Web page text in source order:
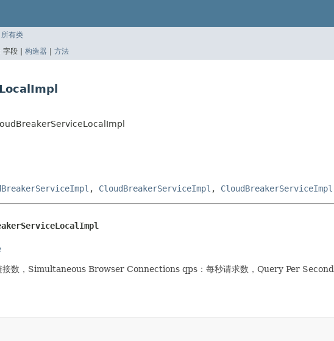
所有类
字段 | 构造器 | 方法
, CloudBreakerServiceImpl , CloudBreakerServiceImpl
接数，Simultaneous Browser Connections qps：每秒请求数，Query Per Second